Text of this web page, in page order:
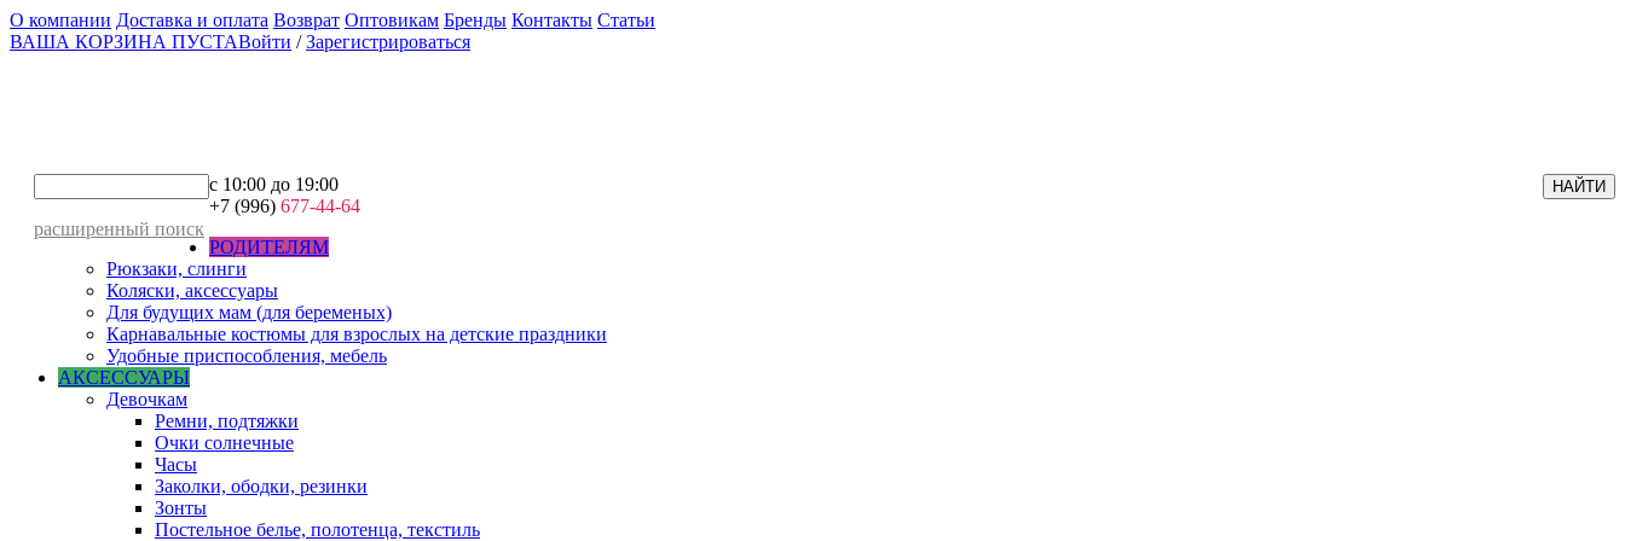
О компании Доставка и оплата Возврат Оптовикам Бренды Контакты Статьи
ВАША КОРЗИНА ПУСТАВойти /Зарегистрироваться
расширенный поиск
с 10:00 до 19:00
+7 (996) 677-44-64
РОДИТЕЛЯМ
Рюкзаки, слинги
Коляски, аксессуары
Для будущих мам (для беременых)
Карнавальные костюмы для взрослых на детские праздники
Удобные приспособления, мебель
АКСЕССУАРЫ
Девочкам
Ремни, подтяжки
Очки солнечные
Часы
Заколки, ободки, резинки
Зонты
Постельное белье, полотенца, текстиль